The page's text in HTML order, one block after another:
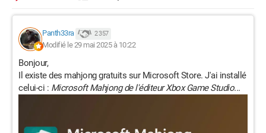
Panth33ra 2 357
Modifié le 29 mai 2025 à 10:22
Bonjour,
Il existe des mahjong gratuits sur Microsoft Store. J'ai installé
celui-ci : Microsoft Mahjong de l'éditeur Xbox Game Studio...